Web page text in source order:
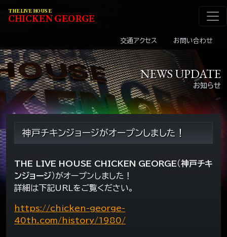
メインナビゲーショ
THE LIVE HOUSE
CHICKENGEORGE
交通アクセス お問い合わせ
お知らせ
NEWS UPDATE
神戸チキンジョージがオープンしました！
THE LIVE HOUSE CHICKEN GEORGE（神戸チキ
ンジョージ）がオープンしました！
詳細は下記URLをご覧ください。
https://chicken-george-
40th.com/history/1980/